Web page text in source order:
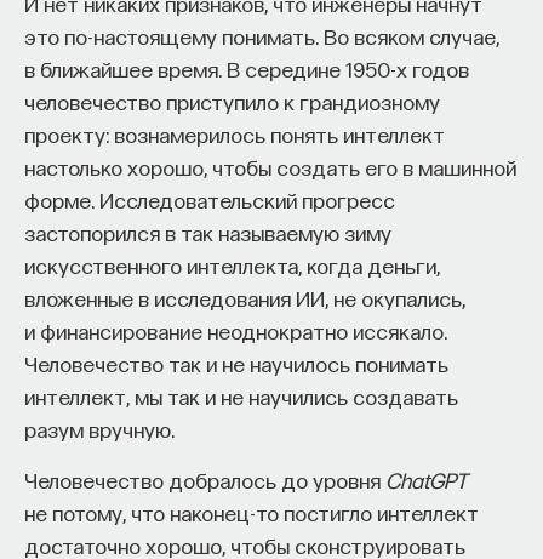
это по-настоящему понимать. Во всяком случае,
в ближайшее время. В середине 1950-х годов
человечество приступило к грандиозному
проекту: вознамерилось понять интеллект
настолько хорошо, чтобы создать его в машинной
форме. Исследовательский прогресс
застопорился в так называемую зиму
искусственного интеллекта, когда деньги,
вложенные в исследования ИИ, не окупались,
и финансирование неоднократно иссякало.
Человечество так и не научилось понимать
интеллект, мы так и не научились создавать
разум вручную.
Человечество добралось до уровня ChatGPT
не потому, что наконец-то постигло интеллект
достаточно хорошо, чтобы сконструировать